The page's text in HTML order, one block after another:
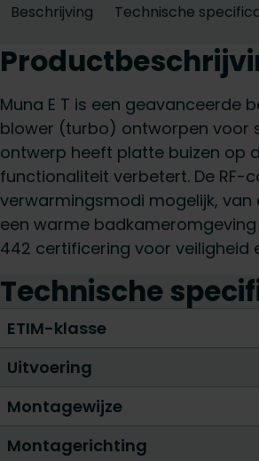
Beschrijving Technische
Muna E T is een geavanceerde
blower (turbo) ontworpen voor
ontwerp heeft platte buizen op
functionaliteit verbetert. De RF-
verwarmingsmodi mogelijk,
een warme badkameromgeving
442 certificering voor veiligheid
Technische
ETIM-klasse
Uitvoering
Montagewijze
Montagerichting